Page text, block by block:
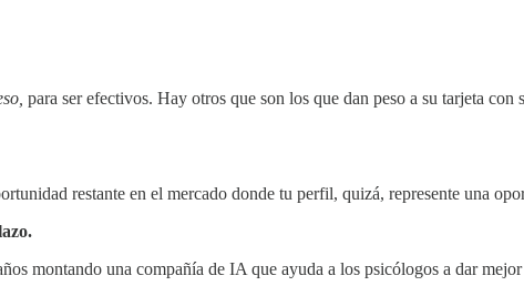
para ser efectivos. Hay otros que son los que dan peso a su tarjeta
restante en el mercado donde tu perfil, quizá, represente una
montando una compañía de IA que ayuda a los psicólogos a dar